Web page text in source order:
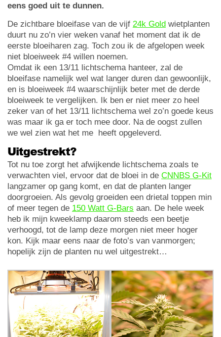
eens goed uit te dunnen.
De zichtbare bloeifase van de vijf 24k Gold wietplanten
duurt nu zo’n vier weken vanaf het moment dat ik de
eerste bloeiharen zag. Toch zou ik de afgelopen week
niet bloeiweek #4 willen noemen.
Omdat ik een 13/11 lichtschema hanteer, zal de
bloeifase namelijk wel wat langer duren dan gewoonlijk,
en is bloeiweek #4 waarschijnlijk beter met de derde
bloeiweek te vergelijken. Ik ben er niet meer zo heel
zeker van of het 13/11 lichtschema wel zo’n goede keus
was maar ik ga er toch mee door. Na de oogst zullen
we wel zien wat het me heeft opgeleverd.
Uitgestrekt?
Tot nu toe zorgt het afwijkende lichtschema zoals te
verwachten viel, ervoor dat de bloei in de CNNBS G-Kit
langzamer op gang komt, en dat de planten langer
doorgroeien. Als gevolg groeiden een drietal toppen min
of meer tegen de 150 Watt G-Bars aan. De hele week
heb ik mijn kweeklamp daarom steeds een beetje
verhoogd, tot de lamp deze morgen niet meer hoger
kon. Kijk maar eens naar de foto’s van vanmorgen;
hopelijk zijn de planten nu wel uitgestrekt…